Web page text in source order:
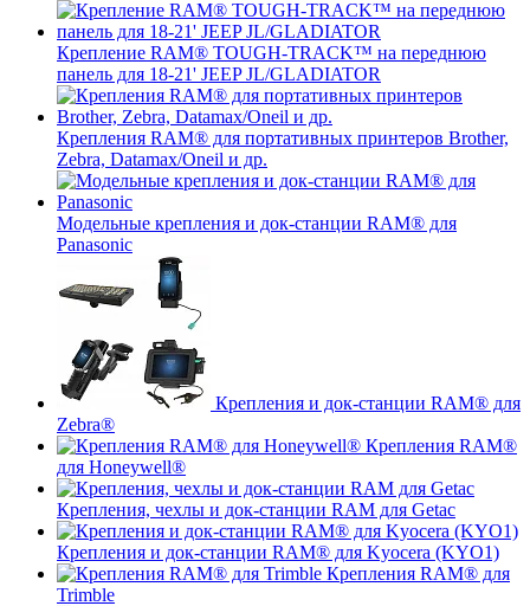
Крепление RAM® TOUGH-TRACK™ на переднюю
панель для 18-21' JEEP JL/GLADIATOR
Крепления RAM® для портативных принтеров Brother,
Zebra, Datamax/Oneil и др.
Модельные крепления и док-станции RAM® для
Panasonic
Крепления и док-станции RAM® для
Zebra®
Крепления RAM®
для Honeywell®
Крепления, чехлы и док-станции RAM для Getac
Крепления и док-станции RAM® для Kyocera (KYO1)
Крепления RAM® для
Trimble